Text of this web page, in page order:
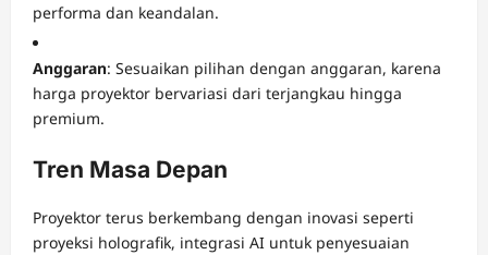
performa dan keandalan.
Anggaran: Sesuaikan pilihan dengan anggaran, karena
harga proyektor bervariasi dari terjangkau hingga
premium.
Tren Masa Depan
Proyektor terus berkembang dengan inovasi seperti
proyeksi holografik, integrasi AI untuk penyesuaian